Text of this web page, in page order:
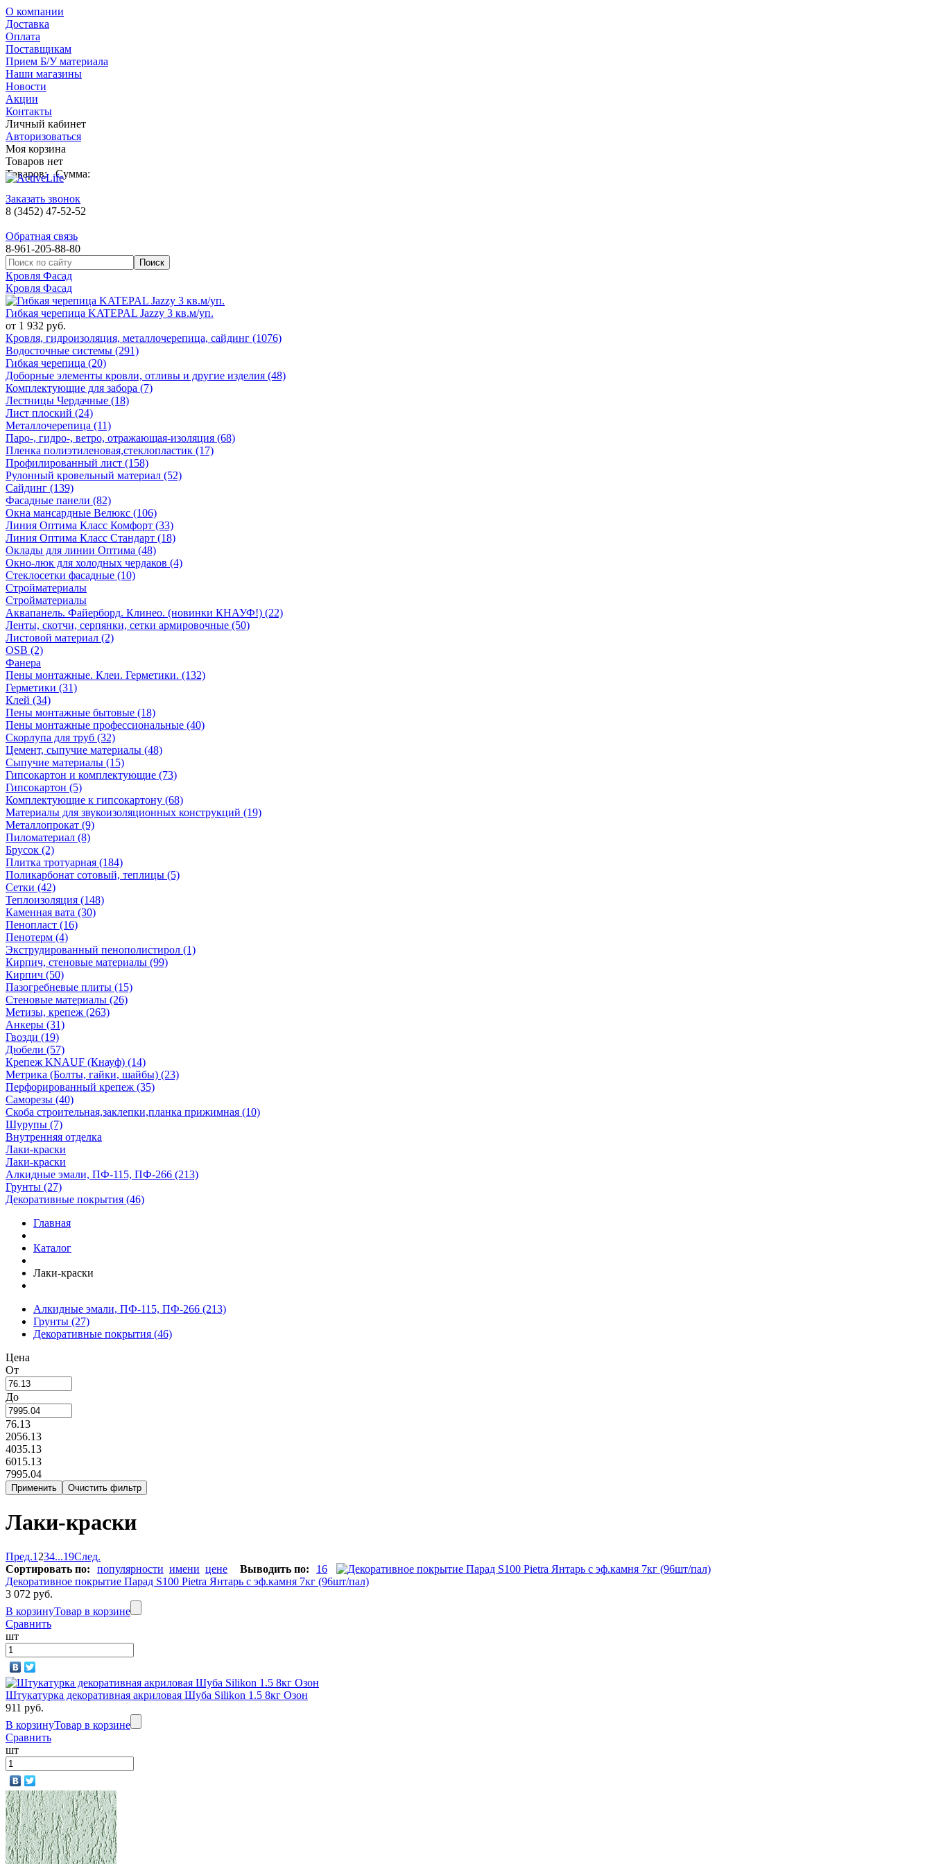
О компании
Доставка
Оплата
Поставщикам
Прием Б/У материала
Наши магазины
Новости
Акции
Контакты
Личный кабинет
Авторизоваться
Моя корзина
Товаров нет
Товаров: Сумма:
Заказать звонок
8 (3452) 47-52-52
Обратная связь
8-961-205-88-80
Кровля Фасад
Кровля Фасад
Гибкая черепица KATEPAL Jazzy 3 кв.м/уп.
от 1 932 руб.
Кровля, гидроизоляция, металлочерепица, сайдинг (1076)
Водосточные системы (291)
Гибкая черепица (20)
Доборные элементы кровли, отливы и другие изделия (48)
Комплектующие для забора (7)
Лестницы Чердачные (18)
Лист плоский (24)
Металлочерепица (11)
Паро-, гидро-, ветро, отражающая-изоляция (68)
Пленка полиэтиленовая,стеклопластик (17)
Профилированный лист (158)
Рулонный кровельный материал (52)
Сайдинг (139)
Фасадные панели (82)
Окна мансардные Велюкс (106)
Линия Оптима Класс Комфорт (33)
Линия Оптима Класс Стандарт (18)
Оклады для линии Оптима (48)
Окно-люк для холодных чердаков (4)
Стеклосетки фасадные (10)
Стройматериалы
Стройматериалы
Аквапанель. Файерборд. Клинео. (новинки КНАУФ!) (22)
Ленты, скотчи, серпянки, сетки армировочные (50)
Листовой материал (2)
OSB (2)
Фанера
Пены монтажные. Клеи. Герметики. (132)
Герметики (31)
Клей (34)
Пены монтажные бытовые (18)
Пены монтажные профессиональные (40)
Скорлупа для труб (32)
Цемент, сыпучие материалы (48)
Сыпучие материалы (15)
Гипсокартон и комплектующие (73)
Гипсокартон (5)
Комплектующие к гипсокартону (68)
Материалы для звукоизоляционных конструкций (19)
Металлопрокат (9)
Пиломатериал (8)
Брусок (2)
Плитка тротуарная (184)
Поликарбонат сотовый, теплицы (5)
Сетки (42)
Теплоизоляция (148)
Каменная вата (30)
Пенопласт (16)
Пенотерм (4)
Экструдированный пенополистирол (1)
Кирпич, стеновые материалы (99)
Кирпич (50)
Пазогребневые плиты (15)
Стеновые материалы (26)
Метизы, крепеж (263)
Анкеры (31)
Гвозди (19)
Дюбели (57)
Крепеж KNAUF (Кнауф) (14)
Метрика (Болты, гайки, шайбы) (23)
Перфорированный крепеж (35)
Саморезы (40)
Скоба строительная,заклепки,планка прижимная (10)
Шурупы (7)
Внутренняя отделка
Лаки-краски
Лаки-краски
Алкидные эмали, ПФ-115, ПФ-266 (213)
Грунты (27)
Декоративные покрытия (46)
Главная
Каталог
Лаки-краски
Алкидные эмали, ПФ-115, ПФ-266 (213)
Грунты (27)
Декоративные покрытия (46)
Цена
От
До
76.13
2056.13
4035.13
6015.13
7995.04
Лаки-краски
Пред.1 234...19След.
Сортировать по:
популярности имени цене Выводить по:
16
Декоративное покрытие Парад S100 Pietra Янтарь с эф.камня 7кг (96шт/пал)
3 072 руб.
В корзинуТовар в корзине
Сравнить
шт
Штукатурка декоративная акриловая Шуба Silikon 1.5 8кг Озон
911 руб.
В корзинуТовар в корзине
Сравнить
шт